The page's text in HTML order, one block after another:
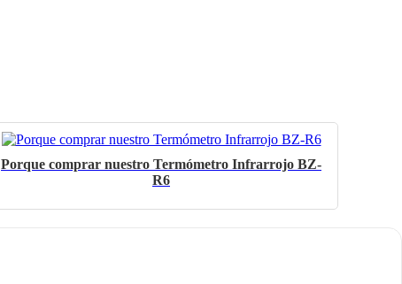
Porque comprar nuestro Termómetro Infrarrojo BZ-
R6